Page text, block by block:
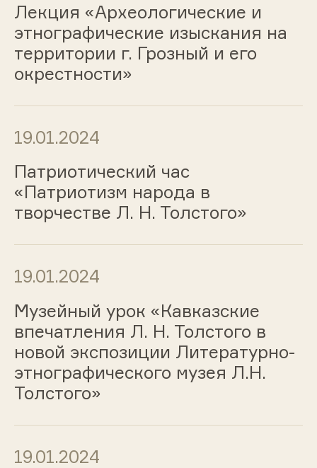
Лекция «Археологические и
этнографические изыскания на
территории г. Грозный и его
окрестности»
19.01.2024
Патриотический час
«Патриотизм народа в
творчестве Л. Н. Толстого»
19.01.2024
Музейный урок «Кавказские
впечатления Л. Н. Толстого в
новой экспозиции Литературно-
этнографического музея Л.Н.
Толстого»
19.01.2024